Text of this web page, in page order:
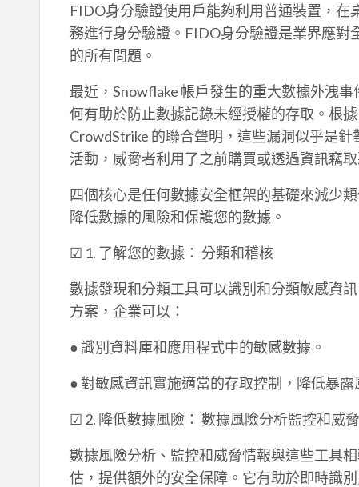
FIDO身分驗證使用戶能夠利用普通裝置，
務進行身分驗證。FIDO身分驗證是業界應對
的所有問題。
最近，Snowflake 帳戶發生的重大數據外洩
何有助於防止數據記錄未經授權的存取。根
CrowdStrike 的聯合聲明，這些漏洞似乎是
活動，威脅者利用了之前購買或透過資訊竊
四個核心是任何數據安全框架的基礎來減少
降低數據的風險和保護您的數據。
☑ 1. 了解您的數據： 分類和稽核
數據發現和分類工具可以識別和分類敏感資
方案，企業可以：
● 識別資料庫和應用程式中的敏感數據。
● 對敏感資訊實施適當的存取控制，降低暴露
☑ 2. 降低數據風險： 數據風險分析監控和威
數據風險分析、監控和威脅情報與這些工具
估，提供額外的安全保障。它有助於即時識